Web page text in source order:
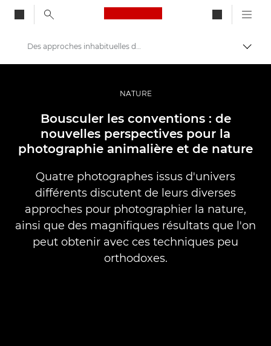
Canon Logo, back to
Vidéo et photographie professionnelles
Histoires
Des approches inhabituelles de la photographie animalière
NATURE
Bousculer les conventions : de
nouvelles perspectives pour la
photographie animalière et de nature
Quatre photographes issus d'univers
différents discutent de leurs diverses
approches pour photographier la nature,
ainsi que des magnifiques résultats que l'on
peut obtenir avec ces techniques peu
orthodoxes.